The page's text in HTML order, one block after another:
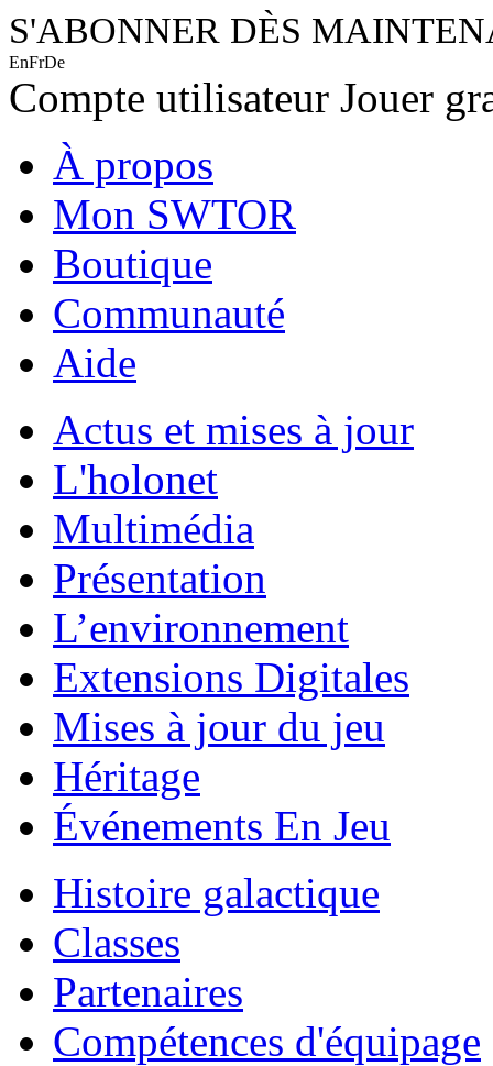
S'ABONNER DÈS
EnFrDe
Compte utilisateur Jouer
À propos
Mon SWTOR
Boutique
Communauté
Aide
Actus et mises à jour
L'holonet
Multimédia
Présentation
L’environnement
Extensions Digitales
Mises à jour du jeu
Héritage
Événements En Jeu
Histoire galactique
Classes
Partenaires
Compétences d'équipage